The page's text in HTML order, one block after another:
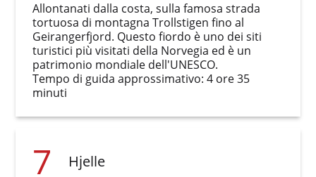
Allontanati dalla costa, sulla famosa strada
tortuosa di montagna Trollstigen fino al
Geirangerfjord. Questo fiordo è uno dei siti
turistici più visitati della Norvegia ed è un
patrimonio mondiale dell'UNESCO.
Tempo di guida approssimativo: 4 ore 35
minuti
7 Hjelle